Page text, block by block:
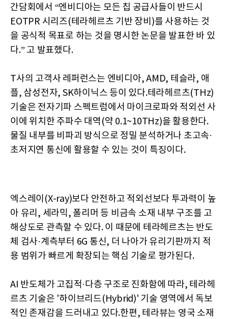
간담회에서 “엔비디아는 모든 칩 공급사들이 반드시
EOTPR 시리즈(테라헤르츠 기반 장비)를 사용하는 것
을 공식적 목표로 하는 것을 명시한 논문을 발표한 바 있
다.” 고 발표했다.
T사의 고객사 레퍼런스는 엔비디아, AMD, 테슬라, 애
플, 삼성전자, SK하이닉스 등이 있다.테라헤르츠(THz)
기술은 전자기파 스펙트럼에서 마이크로파와 적외선 사
이에 위치한 주파수 대역(약 0.1~10THz)을 활용한다.
물질 내부를 비파괴 방식으로 정밀 분석하거나 초고속·
초저지연 통신에 활용할 수 있는 것이 특징이다.
엑스레이(X-ray)보다 안전하고 적외선보다 투과력이 높
아 유리, 세라믹, 폴리머 등 비금속 소재 내부 구조를 고
해상도로 관측할 수 있다. 이 때문에 테라헤르츠는 반도
체 검사·계측부터 6G 통신, 더 나아가 유리기판까지 적
용 범위가 빠르게 확장되는 핵심 기술로 평가된다.
AI 반도체가 고집적·다층 구조로 진화함에 따라, 테라헤
르츠 기술은 '하이브리드(Hybrid)' 기술 영역에서 독보
적인 존재감을 드러내고 있다.한편, 테라뷰는 영국 소재